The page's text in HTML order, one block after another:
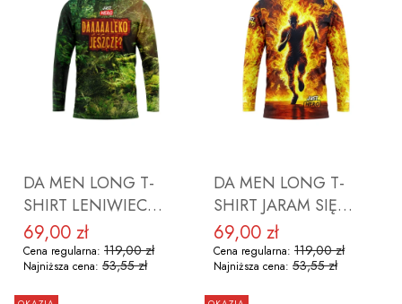
DO KOSZYKA DO KOSZYKA
DA MEN LONG T-
SHIRT LENIWIEC
Cena promocyjna
69,00 zł
Cena regularna: 119,00 zł
Najniższa cena: 53,55 zł
DA MEN LONG T-
SHIRT JARAM SIĘ
Cena promocyjna
69,00 zł
Cena regularna: 119,00 zł
Najniższa cena: 53,55 zł